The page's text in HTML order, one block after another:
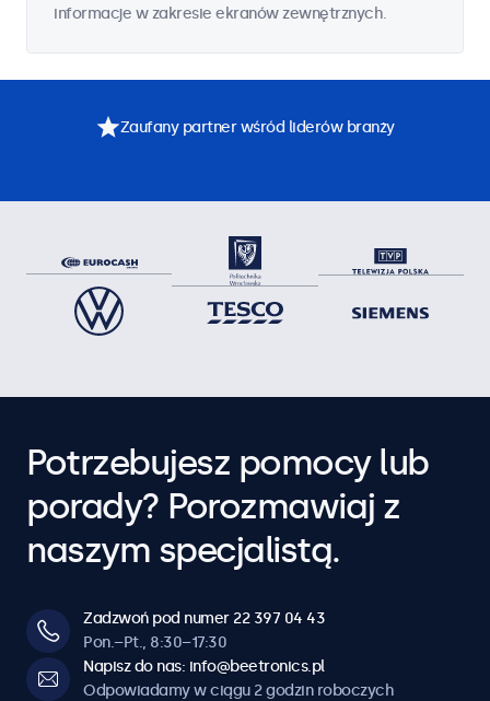
informacje w zakresie ekranów zewnętrznych.
Zaufany partner wśród liderów branży
Potrzebujesz pomocy lub
porady? Porozmawiaj z
naszym specjalistą.
Zadzwoń pod numer 22 397 04 43
Pon.–Pt., 8:30–17:30
Napisz do nas: info@beetronics.pl
Odpowiadamy w ciągu 2 godzin roboczych